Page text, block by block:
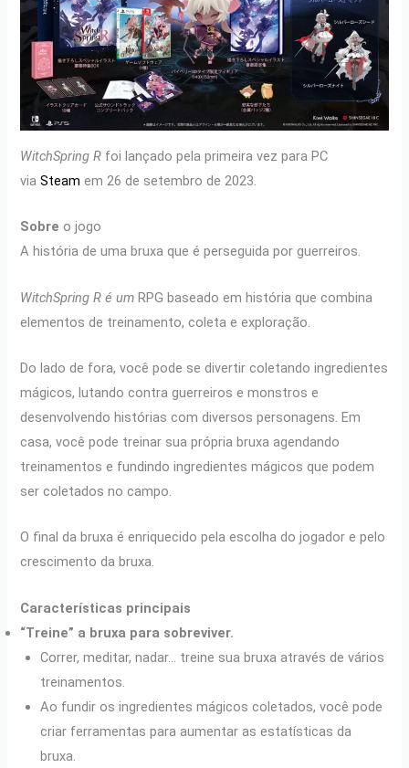
WitchSpring R foi lançado pela primeira vez para PC
viaSteam em 26 de setembro de 2023.
Sobre o jogo
A história de uma bruxa que é perseguida por guerreiros.
WitchSpring R é umRPG baseado em história que combina
elementos de treinamento, coleta e exploração.
Do lado de fora, você pode se divertir coletando ingredientes
mágicos, lutando contra guerreiros e monstros e
desenvolvendo histórias com diversos personagens. Em
casa, você pode treinar sua própria bruxa agendando
treinamentos e fundindo ingredientes mágicos que podem
ser coletados no campo.
O final da bruxa é enriquecido pela escolha do jogador e pelo
crescimento da bruxa.
Características principais
“Treine” a bruxa para sobreviver.
Correr, meditar, nadar… treine sua bruxa através de vários
treinamentos.
Ao fundir os ingredientes mágicos coletados, você pode
criar ferramentas para aumentar as estatísticas da
bruxa.